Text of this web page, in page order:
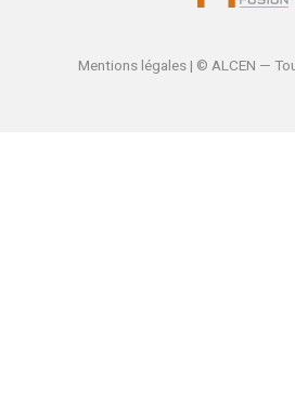
Mentions légales | © ALCEN —